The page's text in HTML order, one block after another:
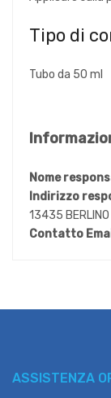
Tipo di
Tubo da 50 ml
Nome
Indirizzo
13435 BERLINO
Contatto
ASSISTENZA